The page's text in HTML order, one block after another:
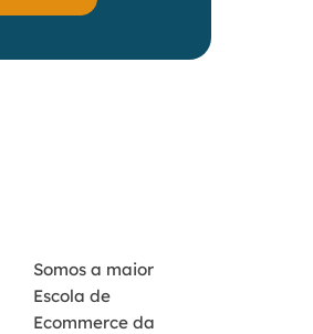
Somos a maior
Escola de
Ecommerce da